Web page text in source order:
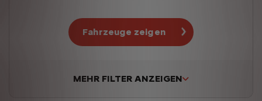
Fahrzeuge zeigen
MEHR FILTER ANZEIGEN